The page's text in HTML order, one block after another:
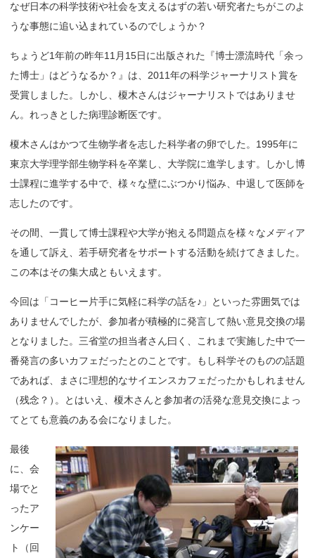
なぜ日本の科学技術や社会を支えるはずの若い研究者たちがこのよ
うな事態に追い込まれているのでしょうか？
ちょうど1年前の昨年11月15日に出版された『博士漂流時代「余っ
た博士」はどうなるか？』は、2011年の科学ジャーナリスト賞を
受賞しました。しかし、榎木さんはジャーナリストではありませ
ん。れっきとした病理診断医です。
榎木さんはかつて生物学者を志した科学者の卵でした。1995年に
東京大学理学部生物学科を卒業し、大学院に進学します。しかし博
士課程に進学する中で、様々な壁にぶつかり悩み、中退して医師を
志したのです。
その間、一貫して博士課程や大学が抱える問題点を様々なメディア
を通して訴え、若手研究者をサポートする活動を続けてきました。
この本はその集大成ともいえます。
今回は「コーヒー片手に気軽に科学の話を♪」といった雰囲気では
ありませんでしたが、参加者が積極的に発言して熱い意見交換の場
となりました。三省堂の担当者さん曰く、これまで実施した中で一
番発言の多いカフェだったとのことです。もし科学そのものの話題
であれば、まさに理想的なサイエンスカフェだったかもしれません
（残念？ ） 。とはいえ、榎木さんと参加者の活発な意見交換によっ
てとても意義のある会になりました。
最後
に、会
場でと
ったア
ンケー
ト（回